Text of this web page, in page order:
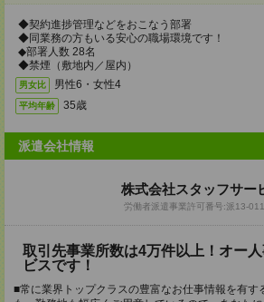
◆契約進捗管理などをおこなう部署
◆同業務の方もいる安心の職場環境です！
◆部署人数 28名
◆禁煙（敷地内／屋内）
男女比 男性6・女性4
平均年齢 35歳
派遣会社情報
株式会社スタッフサー
労働者派遣事業許可番号:派13-
取引先事業所数は4万件以上！オー
ビスです！
■常に業界トップクラスの豊富なお仕事情報を有す